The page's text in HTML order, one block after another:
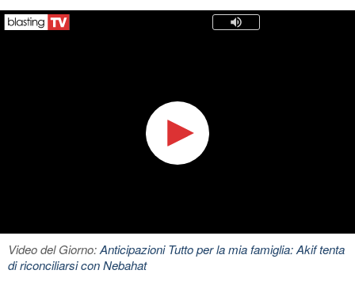
Video del Giorno:Anticipazioni Tutto per la mia famiglia: Akif tenta
di riconciliarsi con Nebahat